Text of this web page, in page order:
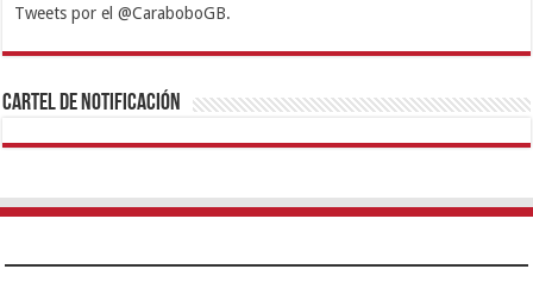
Tweets por el @CaraboboGB.
1xbetBetturkeyBetistKralbetSupertotobetTipobetMatadorbetMariobet
https://mvbcasino.com/
Cartel de Notificación